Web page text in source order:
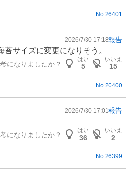
No.26401
2026/7/30 17:18報告
サイズに変更になりそう。
になりましたか？
はい
5
いいえ
15
No. 26400
2026/7/30 17:01 報告
になりましたか？
はい
36
いいえ
2
No.26399